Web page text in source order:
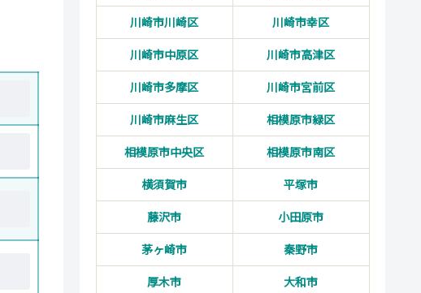
川崎市川崎区
川崎市幸区
川崎市中原区
川崎市高津区
川崎市多摩区
川崎市宮前区
川崎市麻生区
相模原市緑区
相模原市中央区
相模原市南区
横須賀市
平塚市
藤沢市
小田原市
茅ヶ崎市
秦野市
厚木市
大和市